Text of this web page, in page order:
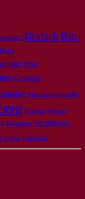
Biofach Blu-
Doku
Film
Gewinne
Meistersingerhalle
Palästina Panini
Rassismus Scheidegger-
Z-Bau Österreich